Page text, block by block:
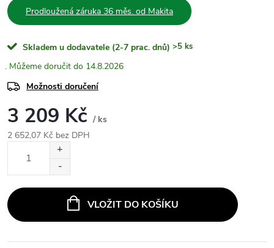
Prodloužená záruka 36 měs. od Makita
Skladem u dodavatele (2-7 prac. dnů) >5 ks
14.8.2026
Možnosti doručení
3 209 Kč / ks
2 652,07 Kč bez DPH
VLOŽIT DO KOŠÍKU